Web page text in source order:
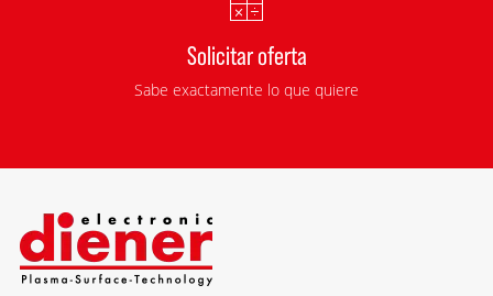
Solicitar oferta
Sabe exactamente lo que quiere